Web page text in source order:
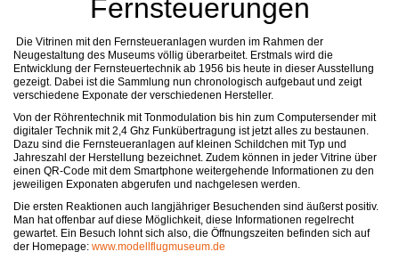
Fernsteuerungen
Die Vitrinen mit den Fernsteueranlagen wurden im Rahmen der
Neugestaltung des Museums völlig überarbeitet. Erstmals wird die
Entwicklung der Fernsteuertechnik ab 1956 bis heute in dieser Ausstellung
gezeigt. Dabei ist die Sammlung nun chronologisch aufgebaut und zeigt
verschiedene Exponate der verschiedenen Hersteller.
Von der Röhrentechnik mit Tonmodulation bis hin zum Computersender mit
digitaler Technik mit 2,4 Ghz Funkübertragung ist jetzt alles zu bestaunen.
Dazu sind die Fernsteueranlagen auf kleinen Schildchen mit Typ und
Jahreszahl der Herstellung bezeichnet. Zudem können in jeder Vitrine über
einen QR-Code mit dem Smartphone weitergehende Informationen zu den
jeweiligen Exponaten abgerufen und nachgelesen werden.
Die ersten Reaktionen auch langjähriger Besuchenden sind äußerst positiv.
Man hat offenbar auf diese Möglichkeit, diese Informationen regelrecht
gewartet. Ein Besuch lohnt sich also, die Öffnungszeiten befinden sich auf
der Homepage: www.modellflugmuseum.de